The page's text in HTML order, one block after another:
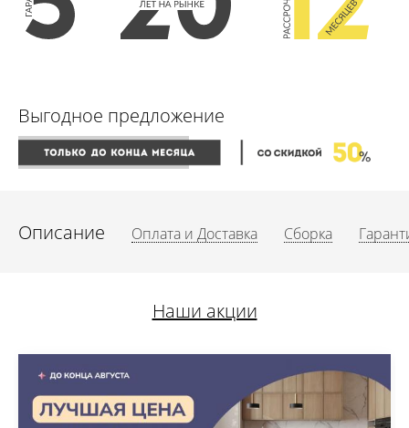
Выгодное предложение
Описание Оплата и Доставка Сборка
Наши акции